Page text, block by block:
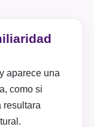
aparece una
como si
resultara